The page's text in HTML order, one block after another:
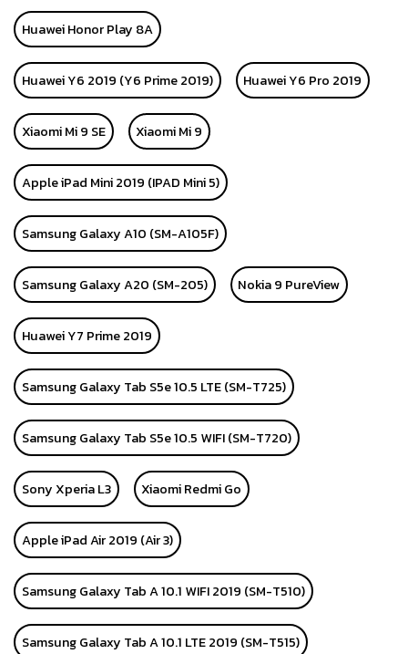
Huawei Honor Play 8A
Huawei Y6 2019 (Y6 Prime 2019) Huawei Y6 Pro 2019
Xiaomi Mi 9 SE Xiaomi Mi 9
Apple iPad Mini 2019 (IPAD Mini 5)
Samsung Galaxy A10 (SM-A105F)
Samsung Galaxy A20 (SM-205) Nokia 9 PureView
Huawei Y7 Prime 2019
Samsung Galaxy Tab S5e 10.5 LTE (SM-T725)
Samsung Galaxy Tab S5e 10.5 WIFI (SM-T720)
Sony Xperia L3 Xiaomi Redmi Go
Apple iPad Air 2019 (Air 3)
Samsung Galaxy Tab A 10.1 WIFI 2019 (SM-T510)
Samsung Galaxy Tab A 10.1 LTE 2019 (SM-T515)